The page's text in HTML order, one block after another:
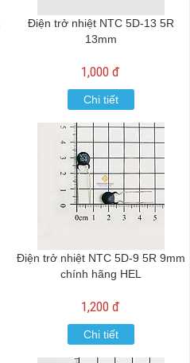
Điện trở nhiệt NTC 5D-13 5R
13mm
1,000 đ
Chi tiết
Điện trở nhiệt NTC 5D-9 5R 9mm
chính hãng HEL
1,200 đ
Chi tiết